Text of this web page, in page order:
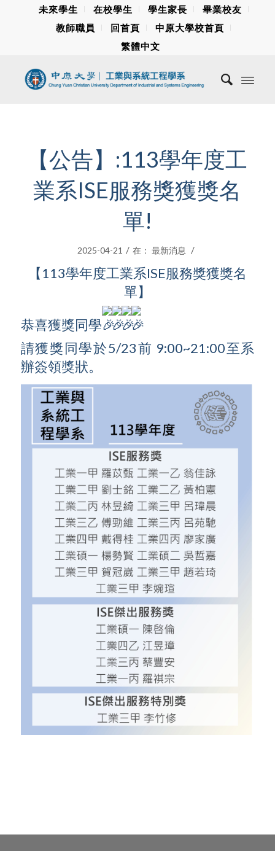
未來學生 在校學生 學生家長
畢業校友
教師職員
回首頁
中原大學校首頁
繁體中文
【公告】:113學年度工
業系ISE服務獎獲獎名
單!
2025-04-21 / 在： 最新消息 /
【113學年度工業系ISE服務獎獲獎名
單】
恭喜獲獎同學
請獲獎同學於5/23前 9:00~21:00至系
辦簽領獎狀。